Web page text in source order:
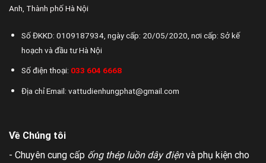
Anh, Thành phố Hà Nội
Số ĐKKD: 0109187934, ngày cấp: 20/05/2020, nơi cấp: Sở kế
hoạch và đầu tư Hà Nội
Số điện thoại: 033 604 6668
Địa chỉ Email: vattudienhungphat@gmail.com
Về Chúng tôi
- Chuyên cung cấp ống thép luồn dây điệnvà phụ kiện cho